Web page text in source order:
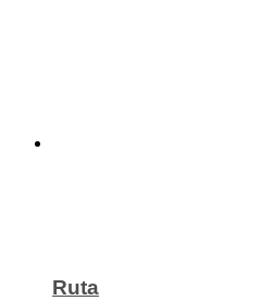
Ruta